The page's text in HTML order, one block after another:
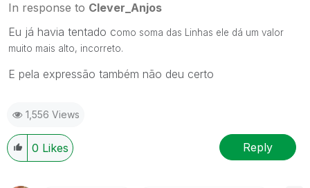
In response to Clever_Anjos
Eu já havia tentado como soma das Linhas ele dá um valor
muito mais alto, incorreto.
E pela expressão também não deu certo
1,556 Views
0 Likes Reply